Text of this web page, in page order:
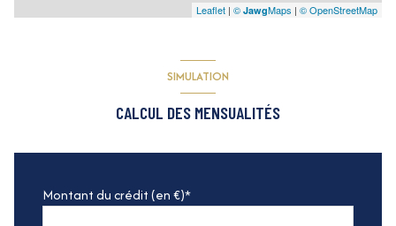
Leaflet | © JawgMaps | © OpenStreetMap
SIMULATION
CALCUL DES MENSUALITÉS
Montant du crédit (en €)*